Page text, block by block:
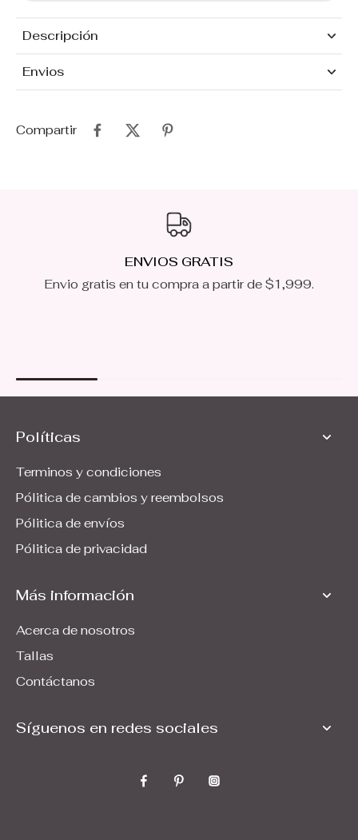
Descripción
Envios
Compartir
ENVIOS GRATIS
Envio gratis en tu compra a partir de $1,999.
Políticas
Terminos y condiciones
Pólitica de cambios y reembolsos
Pólitica de envíos
Pólitica de privacidad
Más información
Acerca de nosotros
Tallas
Contáctanos
Síguenos en redes sociales